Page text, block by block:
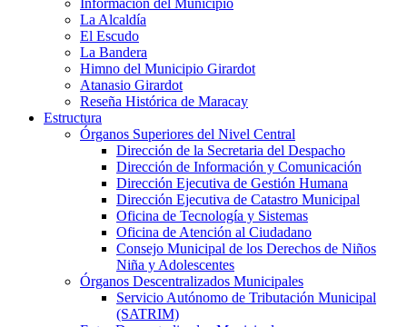
Información del Municipio
La Alcaldía
El Escudo
La Bandera
Himno del Municipio Girardot
Atanasio Girardot
Reseña Histórica de Maracay
Estructura
Órganos Superiores del Nivel Central
Dirección de la Secretaria del Despacho
Dirección de Información y Comunicación
Dirección Ejecutiva de Gestión Humana
Dirección Ejecutiva de Catastro Municipal
Oficina de Tecnología y Sistemas
Oficina de Atención al Ciudadano
Consejo Municipal de los Derechos de Niños
Niña y Adolescentes
Órganos Descentralizados Municipales
Servicio Autónomo de Tributación Municipal
(SATRIM)